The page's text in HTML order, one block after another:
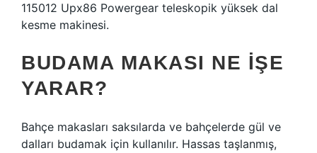
115012 Upx86 Powergear teleskopik yüksek dal
kesme makinesi.
BUDAMA MAKASI NE IŞE
YARAR?
Bahçe makasları saksılarda ve bahçelerde gül ve
dalları budamak için kullanılır. Hassas taşlanmış,